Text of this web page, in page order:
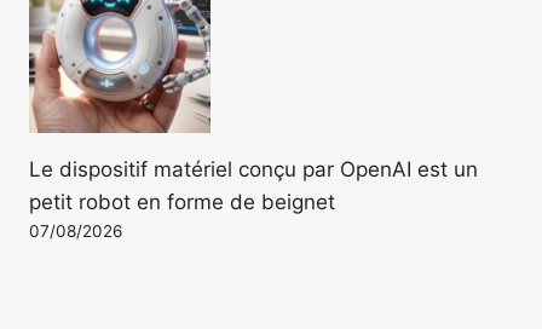
Le dispositif matériel conçu par OpenAI est un
petit robot en forme de beignet
07/08/2026